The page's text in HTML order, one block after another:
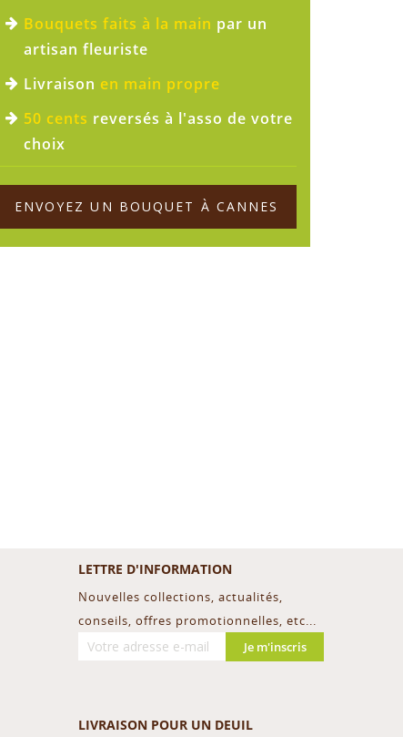
Bouquets faits à la main par un
artisan fleuriste
Livraison en main propre
50 cents reversés à l'asso de votre
choix
ENVOYEZ UN BOUQUET À CANNES
LETTRE D'INFORMATION
Nouvelles collections, actualités,
conseils, offres promotionnelles, etc...
Je m'inscris
LIVRAISON POUR UN DEUIL